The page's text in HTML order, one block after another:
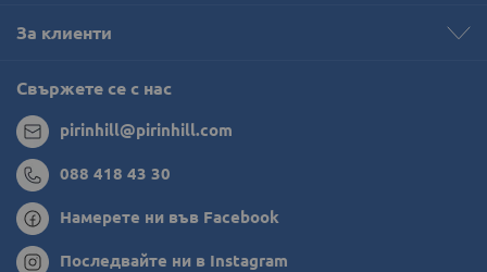
За клиенти
Свържете се с нас
pirinhill@pirinhill.com
088 418 43 30
Намерете ни във Facebook
Последвайте ни в Instagram